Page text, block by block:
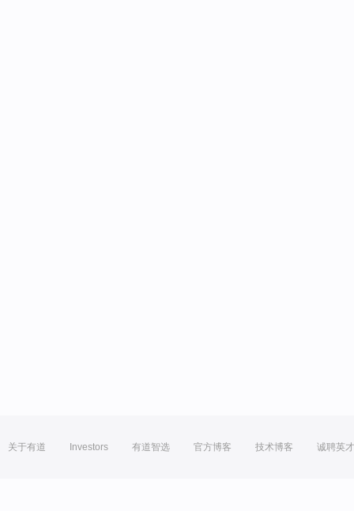
关于有道 Investors 有道智选 官方博客 技术博客 诚聘英才